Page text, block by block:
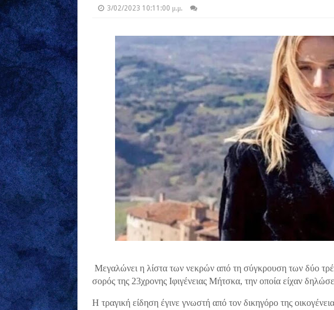
3/02/2023 10:11:00 μ.μ.
Μεγαλώνει η λίστα των νεκρών από τη σύγκρουση των δύο
σορός της 23χρονης Ιφιγένειας Μήτσκα, την οποία είχαν
Η τραγική είδηση έγινε γνωστή από τον δικηγόρο της